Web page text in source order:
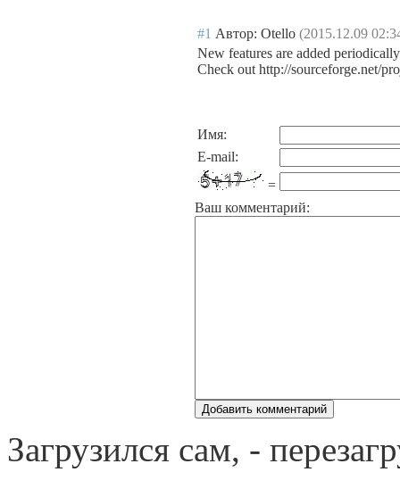
#1 Автор: Otello (2015.12.09
New features are added periodically
Check out http://sourceforge.net/
Имя:
E-mail:
=
Ваш комментарий:
Загрузился сам, -